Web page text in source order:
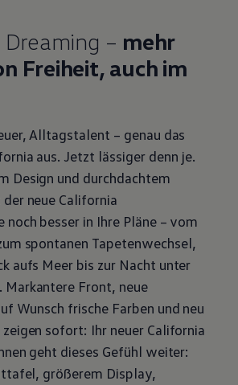
Dreaming – mehr
Freiheit, auch im
Alltagstalent – genau das
aus. Jetzt lässiger denn je.
Design und durchdachtem
neue California
noch besser in Ihre Pläne – vom
spontanen Tapetenwechsel,
aufs Meer bis zur Nacht unter
Front, neue
Wunsch frische Farben und neu
sofort: Ihr neuer California
geht dieses Gefühl weiter:
größerem Display,